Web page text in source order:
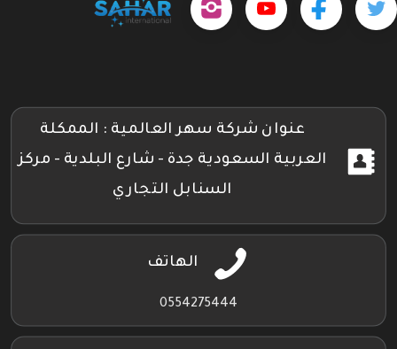
تابعنا تابعنا www.youtube.com/@sahar4046
تابعنا
بلاي
عنوان شركة سهر العالمية : الممكلة
العربية السعودية جدة - شارع البلدية - مركز
السنابل التجاري
الهاتف
0554275444